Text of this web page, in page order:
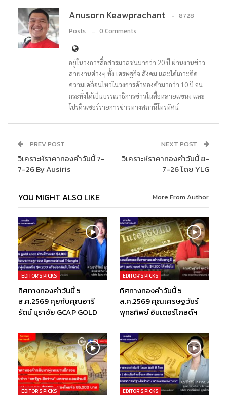
Anusorn Keawprachant
8728
Posts
0 Comments
อยู่ในวงการสื่อสารมวลชนมากว่า 20 ปี ผ่านงานข่าว
สายงานต่างๆ ทั้ง เศรษฐกิจ สังคม และได้เกาะติด
ความเคลื่อนไหวในวงการค้าทองคำมากว่า 10 ปี จน
กระทั่งได้เป็นบรรณาธิการข่าวในสื่อหลายแขนง และ
โปรดิวเซอร์รายการข่าวทางสถานีโทรทัศน์
PREV POST
วิเคราะห์ราคาทองคำวันนี้ 7-
7-26 By Ausiris
NEXT POST
วิเคราะห์ราคาทองคำวันนี้ 8-
7-26 โดย YLG
YOU MIGHT ALSO LIKE More From Author
EDITOR’S PICKS
ทิศทางทองคำวันนี้ 5
ส.ค.2569 คุยกับคุณอารี
รัตน์ มุราชัย GCAP GOLD
EDITOR’S PICKS
ทิศทางทองคำวันนี้ 5
ส.ค.2569 คุณเศรษฐวัชร์
พุทธทิพย์ อินเตอร์โกลด์ฯ
EDITOR’S PICKS EDITOR’S PICKS